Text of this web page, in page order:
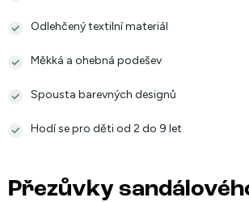
Odlehčený textilní materiál
Měkká a ohebná podešev
Spousta barevných designů
Hodí se pro děti od 2 do 9 let
Přezůvky